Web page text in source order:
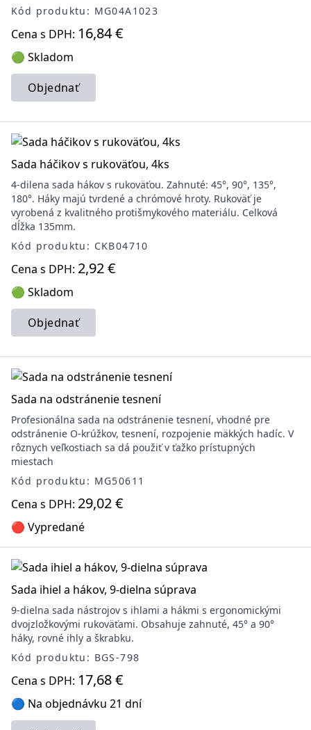
Kód produktu: MG04A1023
Cena s DPH: 16,84 €
🟢 Skladom
Objednať
Sada háčikov s rukoväťou, 4ks
4-dilena sada hákov s rukoväťou. Zahnuté: 45°, 90°, 135°,
180°. Háky majú tvrdené a chrómové hroty. Rukoväť je
vyrobená z kvalitného protišmykového materiálu. Celková
dĺžka 135mm.
Kód produktu: CKB04710
Cena s DPH: 2,92 €
🟢 Skladom
Objednať
Sada na odstránenie tesnení
Profesionálna sada na odstránenie tesnení, vhodné pre
odstránenie O-krúžkov, tesnení, rozpojenie mäkkých hadíc. V
rôznych veľkostiach sa dá použiť v ťažko prístupných
miestach
Kód produktu: MG50611
Cena s DPH: 29,02 €
🔴 Vypredané
Sada ihiel a hákov, 9-dielna súprava
9-dielna sada nástrojov s ihlami a hákmi s ergonomickými
dvojzložkovými rukoväťami. Obsahuje zahnuté, 45° a 90°
háky, rovné ihly a škrabku.
Kód produktu: BGS-798
Cena s DPH: 17,68 €
🔵 Na objednávku 21 dní